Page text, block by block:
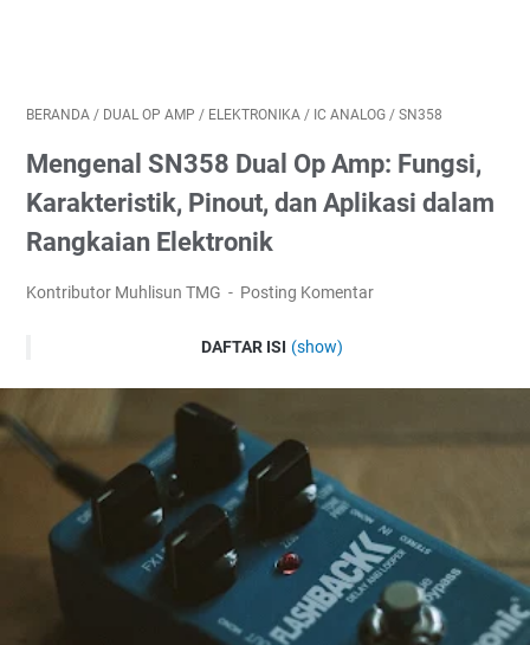
BERANDA / DUAL OP AMP / ELEKTRONIKA / IC ANALOG / SN358
Mengenal SN358 Dual Op Amp: Fungsi,
Karakteristik, Pinout, dan Aplikasi dalam
Rangkaian Elektronik
Kontributor Muhlisun TMG Posting Komentar
DAFTAR ISI (show)
Spesifikasi Utama SN358
Konfigurasi Pin SN358
Pin 1: Output Op Amp A
Pin 2: Input Inverting (-) Op Amp A
Pin 3: Input Non-Inverting (+) Op Amp A
Pin 4: Ground atau V-
Pin 5: Input Non-Inverting (+) Op Amp B